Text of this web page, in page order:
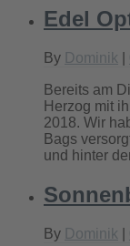
Edel
By Dominik
Bereits am
Herzog mit
2018. Wir
Bags
und hinter
By Dominik